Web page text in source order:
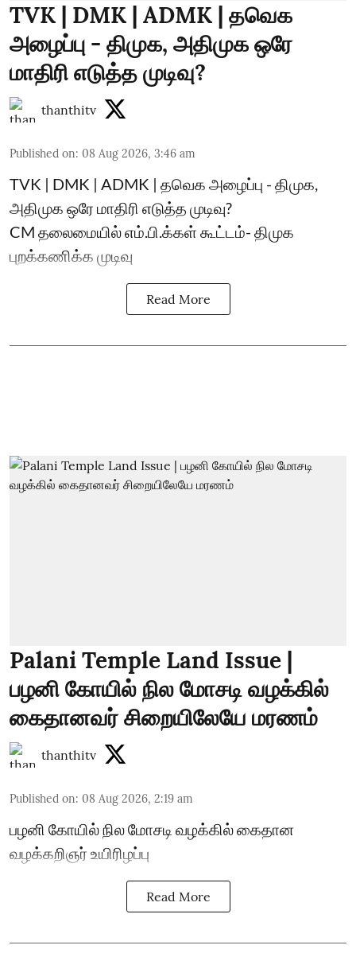
TVK | DMK | ADMK | தவெக
அழைப்பு - திமுக, அதிமுக ஒரே
மாதிரி எடுத்த முடிவு?
thanthitv
Published on: 08 Aug 2026, 3:46 am
TVK | DMK | ADMK | தவெக அழைப்பு - திமுக,
அதிமுக ஒரே மாதிரி எடுத்த முடிவு?
CM தலைமையில் எம்.பி.க்கள் கூட்டம்- திமுக
புறக்கணிக்க முடிவு
Read More
Palani Temple Land Issue |
பழனி கோயில் நில மோசடி வழக்கில்
கைதானவர் சிறையிலேயே மரணம்
thanthitv
Published on: 08 Aug 2026, 2:19 am
பழனி கோயில் நில மோசடி வழக்கில் கைதான
வழக்கறிஞர் உயிரிழப்பு
Read More